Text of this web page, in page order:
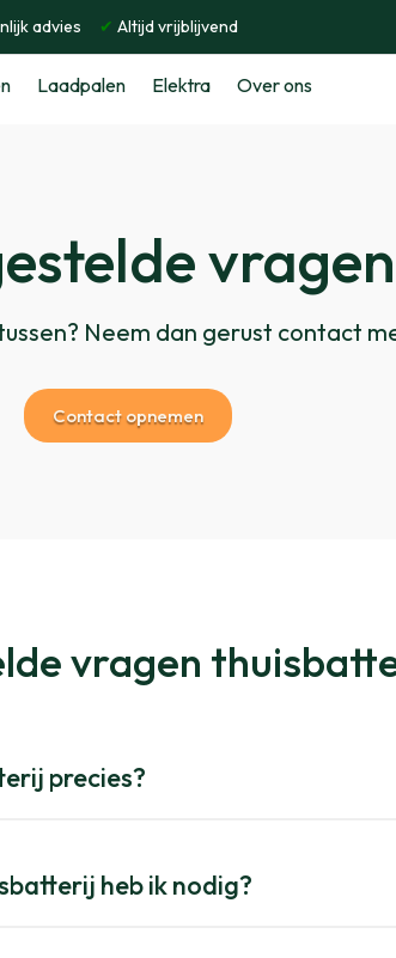
advies ✔ Altijd vrijblijvend
Laadpalen Elektra Over ons
vragen
Neem dan gerust contact
Contact opnemen
vragen
precies?
heb ik nodig?